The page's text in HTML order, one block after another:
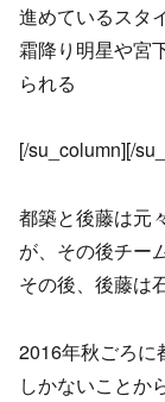
進めているスタ
霜降り明星や宮
られる
[/su_column][/
都築と後藤は元
が、その後チー
その後、後藤は
2016年秋ごろに
しかないことか